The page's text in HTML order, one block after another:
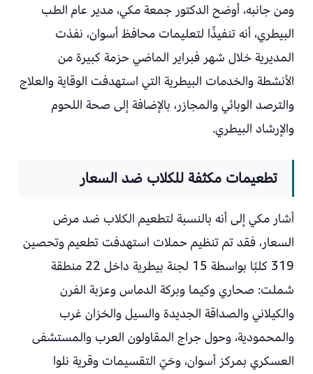
ومن جانبه، أوضح الدكتور جمعة مكي، مدير عام الطب
البيطري، أنه تنفيذًا لتعليمات محافظ أسوان، نفذت
المديرية خلال شهر فبراير الماضي حزمة كبيرة من
الأنشطة والخدمات البيطرية التي استهدفت الوقاية والعلاج
والترصد الوبائي والمجازر، بالإضافة إلى صحة اللحوم
والإرشاد البيطري.
تطعيمات مكثفة للكلاب ضد السعار
أشار مكي إلى أنه بالنسبة لتطعيم الكلاب ضد مرض
السعار، فقد تم تنظيم حملات استهدفت تطعيم وتحصين
319 كلبًا بواسطة 15 لجنة بيطرية داخل 22 منطقة
شملت: صحاري وكيما وبركة الدماس وعزبة الفرن
والكيلاني والصداقة الجديدة والسيل والخزان غرب
والمحمودية، وحول جراج المقاولون العرب والمستشفى
العسكري بمركز أسوان، وحَيّ التقسيمات وقرية نلوا